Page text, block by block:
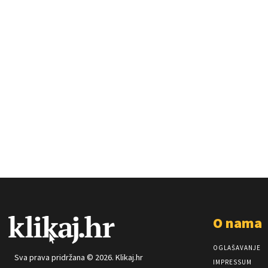
Sva prava pridržana © 2026. Klikaj.hr
O nama
OGLAŠAVANJE
IMPRESSUM